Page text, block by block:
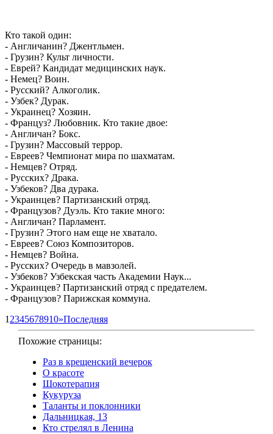
Кто такой один:
- Англичанин? Джентльмен.
- Грузин? Культ личности.
- Еврей? Кандидат медицинских наук.
- Немец? Воин.
- Русский? Алкоголик.
- Узбек? Дурак.
- Украинец? Хозяин.
- Француз? Любовник. Кто такие двое:
- Англичан? Бокс.
- Грузин? Массовый террор.
- Евреев? Чемпионат мира по шахматам.
- Немцев? Отряд.
- Русских? Драка.
- Узбеков? Два дурака.
- Украинцев? Партизанский отряд.
- Французов? Дуэль. Кто такие много:
- Англичан? Парламент.
- Грузин? Этого нам еще не хватало.
- Евреев? Союз Композиторов.
- Немцев? Война.
- Русских? Очередь в мавзолей.
- Узбеков? Узбекская часть Академии Наук...
- Украинцев? Партизанский отряд с предателем.
- Французов? Парижская коммуна.
1 2345678910»Последняя
Похожие страницы:
Раз в крещенский вечерок
О красоте
Шокотерапия
Кукуруза
Таланты и поклонники
Дальницкая, 13
Кто стрелял в Ленина